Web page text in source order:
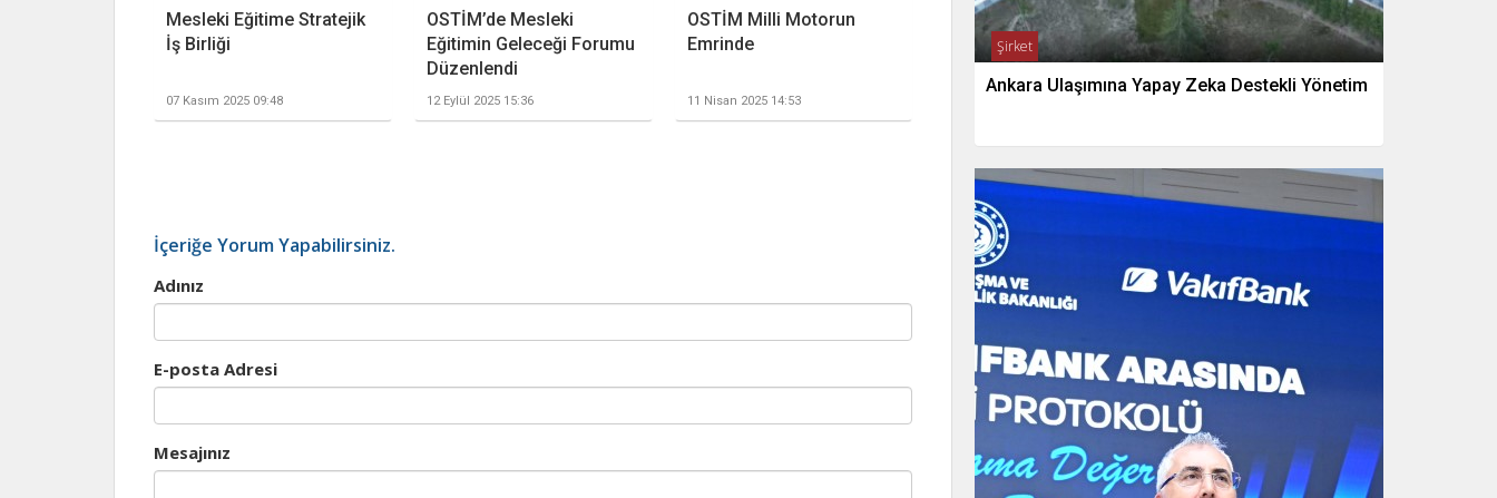
Mesleki Eğitime Stratejik
İş Birliği
07 Kasım 2025 09:48
OSTİM’de Mesleki
Eğitimin Geleceği Forumu
Düzenlendi
12 Eylül 2025 15:36
OSTİM Milli Motorun
Emrinde
11 Nisan 2025 14:53
İçeriğe Yorum Yapabilirsiniz.
Adınız
E-posta Adresi
Mesajınız
Şirket
Ankara Ulaşımına Yapay Zeka Destekli Yönetim